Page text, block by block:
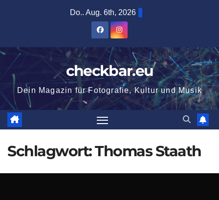
Do.. Aug. 6th, 2026
checkbar.eu
Dein Magazin für Fotografie, Kultur und Musik
Schlagwort:Thomas Staath